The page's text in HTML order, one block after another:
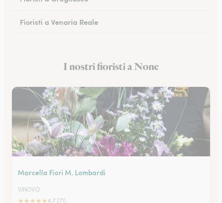
Fioristi a Venaria Reale
Fioristi a AlessandriaI nostri fioristi a None
Marcella Fiori M. Lombardi
VINOVO
★★★★★4.7 (71)